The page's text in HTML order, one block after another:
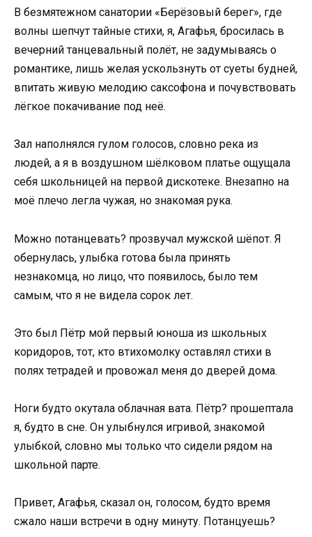
В безмятежном санатории «Берёзовый берег», где
волны шепчут тайные стихи, я, Агафья, бросилась в
вечерний танцевальный полёт, не задумываясь о
романтике, лишь желая ускользнуть от суеты будней,
впитать живую мелодию саксофона и почувствовать
лёгкое покачивание под неё.
Зал наполнялся гулом голосов, словно река из
людей, а я в воздушном шёлковом платье ощущала
себя школьницей на первой дискотеке. Внезапно на
моё плечо легла чужая, но знакомая рука.
Можно потанцевать? прозвучал мужской шёпот. Я
обернулась, улыбка готова была принять
незнакомца, но лицо, что появилось, было тем
самым, что я не видела сорок лет.
Это был Пётр мой первый юноша из школьных
коридоров, тот, кто втихомолку оставлял стихи в
полях тетрадей и провожал меня до дверей дома.
Ноги будто окутала облачная вата. Пётр? прошептала
я, будто в сне. Он улыбнулся игривой, знакомой
улыбкой, словно мы только что сидели рядом на
школьной парте.
Привет, Агафья, сказал он, голосом, будто время
сжало наши встречи в одну минуту. Потанцуешь?